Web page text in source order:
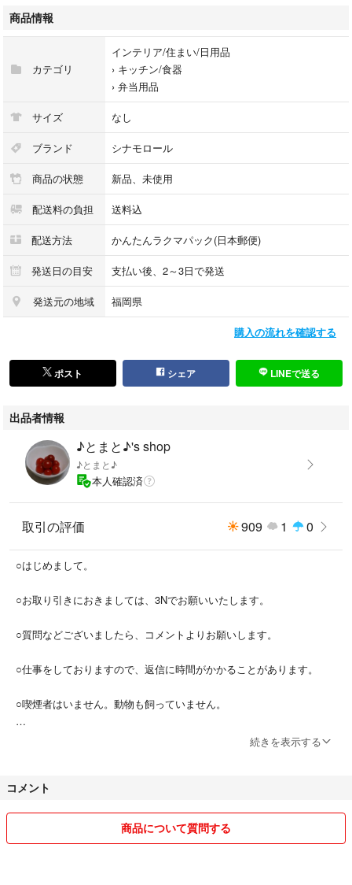
神経質な方の購入はお控えください。
商品情報
カテゴリ
インテリア/住まい/日用品
› キッチン/食器
› 弁当用品
サイズ なし
ブランド シナモロール
商品の状態 新品、未使用
配送料の負担 送料込
配送方法 かんたんラクマパック(日本郵便)
発送日の目安 支払い後、2～3日で発送
発送元の地域 福岡県
購入の流れを確認する
ポスト シェア LINEで送る
出品者情報
♪とまと♪'s shop
♪とまと♪
本人確認済
取引の評価 909 1 0
○はじめまして。
○お取り引きにおきましては、3Nでお願いいたします。
○質問などございましたら、コメントよりお願いします。
○仕事をしておりますので、返信に時間がかかることがあります。
○喫煙者はいません。動物も飼っていません。
○最近購入申請してそのままお支払いもなく、連絡もない方がいらっし
り引きいただける方のみ購入申請してください。
○基本的にはすぐにお支払いいただける方が優先となります。すぐにお
支払いがいただけない場合はコメント欄などでいつお支払いができるの
続きを表示する
コメント
商品について質問する